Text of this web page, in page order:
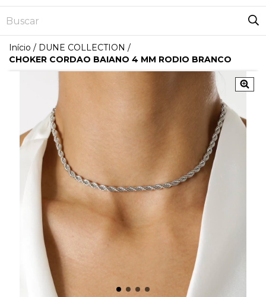
Início / DUNE COLLECTION /
CHOKER CORDAO BAIANO 4 MM RODIO BRANCO